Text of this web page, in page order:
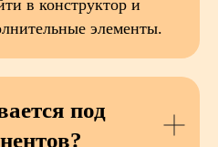
в конструктор и
элементы.
под